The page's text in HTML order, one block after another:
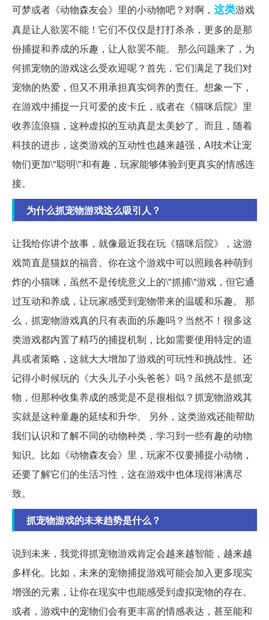
可梦或者《动物森友会》里的小动物吧？对啊， 这类游戏
真是让人欲罢不能！它们不仅仅是打打杀杀，更多的是那
份捕捉和养成的乐趣，让人欲罢不能。 那么问题来了，为
何抓宠物的游戏这么受欢迎呢？首先，它们满足了我们对
宠物的热爱，但又不用承担真实饲养的责任。想象一下，
在游戏中捕捉一只可爱的皮卡丘，或者在《猫咪后院》里
收养流浪猫，这种虚拟的互动真是太美妙了。而且，随着
科技的进步，这类游戏的互动性也越来越强，AI技术让宠
物们更加\"聪明\"和有趣，玩家能够体验到更真实的情感连
接。
为什么抓宠物游戏这么吸引人？
让我给你讲个故事，就像最近我在玩《猫咪后院》，这游
戏简直是猫奴的福音。你在这个游戏中可以照顾各种萌到
炸的小猫咪，虽然不是传统意义上的\"抓捕\"游戏，但它通
过互动和养成，让玩家感受到宠物带来的温暖和乐趣。 那
么，抓宠物游戏真的只有表面的乐趣吗？当然不！很多这
类游戏都内置了精巧的捕捉机制，比如需要使用特定的道
具或者策略，这就大大增加了游戏的可玩性和挑战性。还
记得小时候玩的《大头儿子小头爸爸》吗？虽然不是抓宠
物，但那种收集养成的感觉是不是很相似？抓宠物游戏其
实就是这种童趣的延续和升华。 另外，这类游戏还能帮助
我们认识和了解不同的动物种类，学习到一些有趣的动物
知识。比如《动物森友会》里，玩家不仅要捕捉小动物，
还要了解它们的生活习性，这在游戏中也体现得淋漓尽
致。
抓宠物游戏的未来趋势是什么？
说到未来，我觉得抓宠物游戏肯定会越来越智能，越来越
多样化。比如，未来的宠物捕捉游戏可能会加入更多现实
增强的元素，让你在现实中也能感受到虚拟宠物的存在。
或者，游戏中的宠物们会有更丰富的情感表达，甚至能和